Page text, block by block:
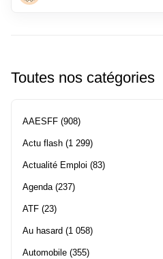
Toutes nos catégories
AAESFF (908)
Actu flash (1 299)
Actualité Emploi (83)
Agenda(237)
ATF (23)
Au hasard (1 058)
Automobile (355)